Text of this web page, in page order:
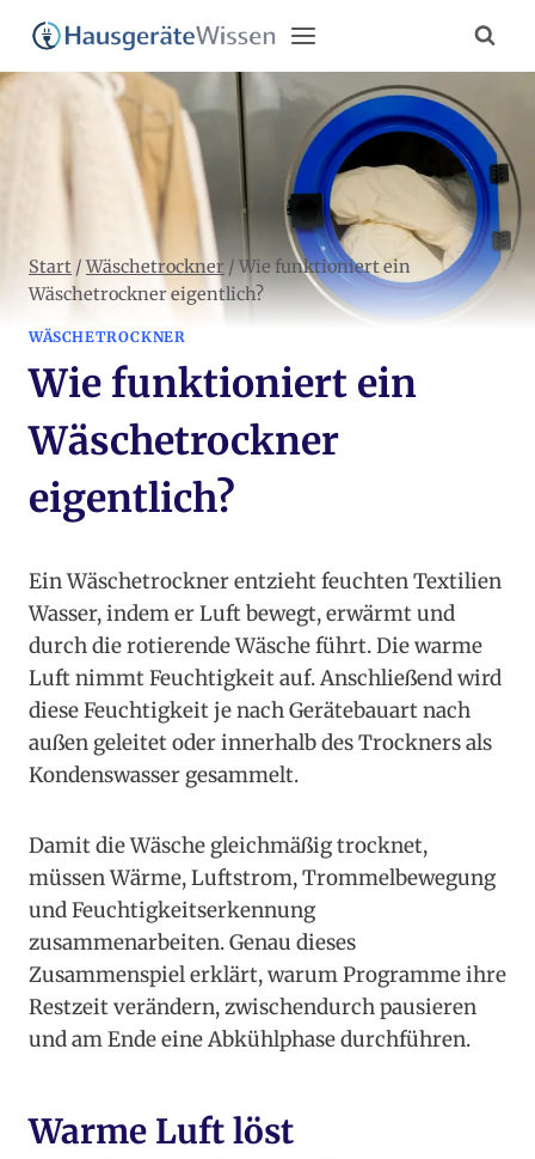
Zum
Inhalt
springen
Start / Wäschetrockner / Wie funktioniert ein
Wäschetrockner eigentlich?
WÄSCHETROCKNER
Wie funktioniert ein
Wäschetrockner
eigentlich?
Ein Wäschetrockner entzieht feuchten Textilien
Wasser, indem er Luft bewegt, erwärmt und
durch die rotierende Wäsche führt. Die warme
Luft nimmt Feuchtigkeit auf. Anschließend wird
diese Feuchtigkeit je nach Gerätebauart nach
außen geleitet oder innerhalb des Trockners als
Kondenswasser gesammelt.
Damit die Wäsche gleichmäßig trocknet,
müssen Wärme, Luftstrom, Trommelbewegung
und Feuchtigkeitserkennung
zusammenarbeiten. Genau dieses
Zusammenspiel erklärt, warum Programme ihre
Restzeit verändern, zwischendurch pausieren
und am Ende eine Abkühlphase durchführen.
Warme Luft löst